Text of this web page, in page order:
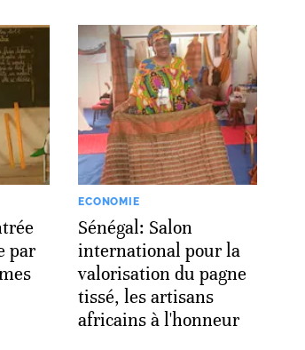
par
ECONOMIE
Sénégal: Salon
international pour la
valorisation du pagne
tissé, les artisans
africains à l'honneur